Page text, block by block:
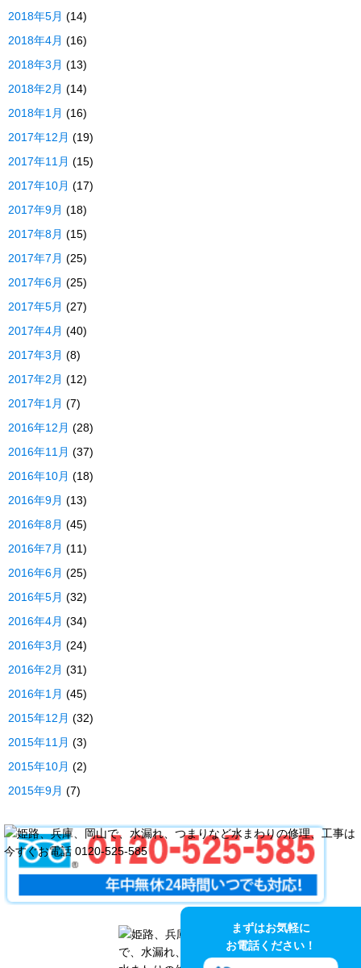
まずはお気軽に
お電話ください！
2018年5月 (14)
2018年4月 (16)
2018年3月 (13)
2018年2月 (14)
2018年1月 (16)
2017年12月 (19)
2017年11月 (15)
2017年10月 (17)
2017年9月 (18)
2017年8月 (15)
2017年7月 (25)
2017年6月 (25)
2017年5月 (27)
2017年4月 (40)
2017年3月 (8)
2017年2月 (12)
2017年1月 (7)
2016年12月 (28)
2016年11月 (37)
2016年10月 (18)
2016年9月 (13)
2016年8月 (45)
2016年7月 (11)
2016年6月 (25)
2016年5月 (32)
2016年4月 (34)
2016年3月 (24)
2016年2月 (31)
2016年1月 (45)
2015年12月 (32)
2015年11月 (3)
2015年10月 (2)
2015年9月 (7)